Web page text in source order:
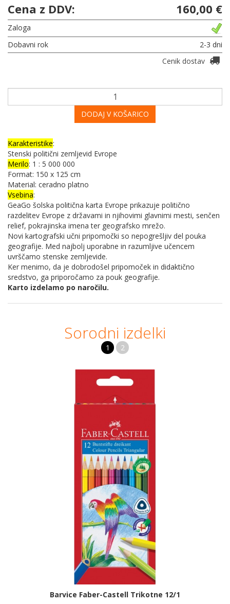
Cena z DDV: 160,00 €
Zaloga
Dobavni rok
2-3 dni
Cenik dostav
DODAJ V KOŠARICO
Karakteristike:
Stenski politični zemljevid Evrope
Merilo: 1 : 5 000 000
Format: 150 x 125 cm
Material: ceradno platno
Vsebina:
GeaGo šolska politična karta Evrope prikazuje politično
razdelitev Evrope z državami in njihovimi glavnimi mesti, senčen
relief, pokrajinska imena ter geografsko mrežo.
Novi kartografski učni pripomočki so nepogrešljiv del pouka
geografije. Med najbolj uporabne in razumljive učencem
uvrščamo stenske zemljevide.
Ker menimo, da je dobrodošel pripomoček in didaktično
sredstvo, ga priporočamo za pouk geografije.
Karto izdelamo po naročilu.
Sorodni izdelki
1 2
Barvice Faber-Castell Trikotne 12/1